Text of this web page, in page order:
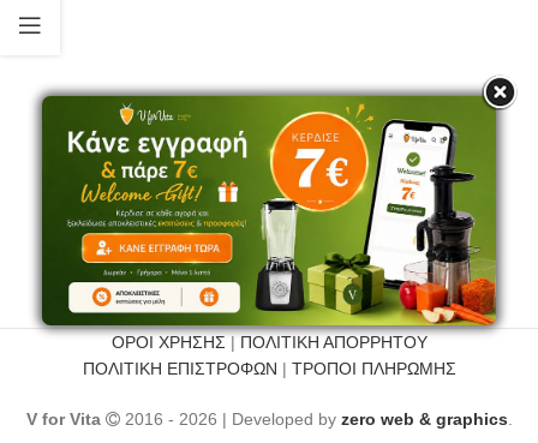
ΟΡΟΙ ΧΡΗΣΗΣ | ΠΟΛΙΤΙΚΗ ΑΠΟΡΡΗΤΟΥ
ΠΟΛΙΤΙΚΗ ΕΠΙΣΤΡΟΦΩΝ | ΤΡΟΠΟΙ ΠΛΗΡΩΜΗΣ
V for Vita 2016 - 2026 | Developed by zero web & graphics